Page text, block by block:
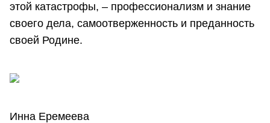
этой катастрофы, – профессионализм и знание
своего дела, самоотверженность и преданность
своей Родине.
Инна Еремеева